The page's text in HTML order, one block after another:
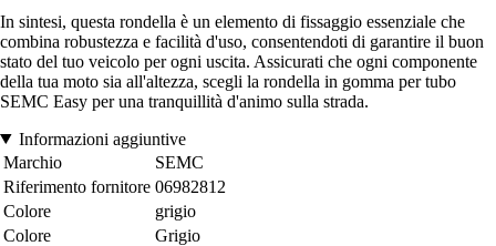
In sintesi, questa rondella è un elemento di fissaggio essenziale che
combina robustezza e facilità d'uso, consentendoti di garantire il buon
stato del tuo veicolo per ogni uscita. Assicurati che ogni componente
della tua moto sia all'altezza, scegli la rondella in gomma per tubo
SEMC Easy per una tranquillità d'animo sulla strada.
Informazioni aggiuntive
Marchio
SEMC
Riferimento fornitore 06982812
Colore
grigio
Colore
Grigio